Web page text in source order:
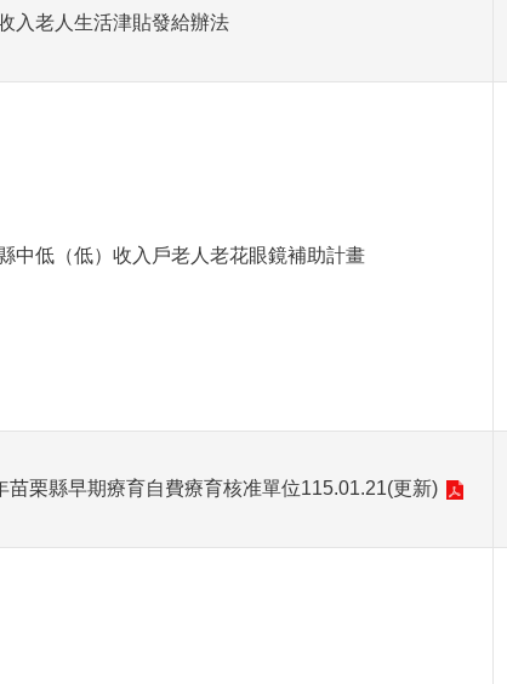
入老人生活津貼發給辦法
中低（低）收入戶老人老花眼鏡補助計畫
苗栗縣早期療育自費療育核准單位115.01.21(更新)